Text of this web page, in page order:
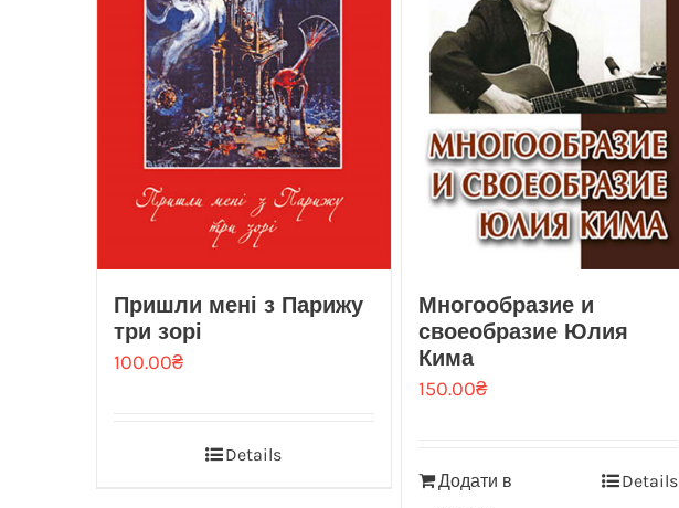
Пришли мені з Парижу
три зорі
100.00₴
Details
Многообразие и
своеобразие Юлия
Кима
150.00₴
Додати в
Details